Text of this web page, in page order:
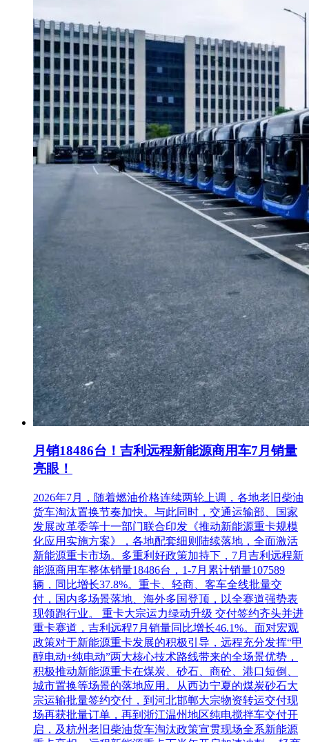
月销18486台！吉利远程新能源商用车7月销量
亮眼！
2026年7月，随着燃油价格连续两轮上调，各地老旧柴油
货车淘汰置换节奏加快。与此同时，交通运输部、国家
发展改革委等十一部门联合印发《推动新能源重卡规模
化应用实施方案》，各地配套细则陆续落地，全面激活
新能源重卡市场。多重利好政策加持下，7月吉利远程新
能源商用车整体销量18486台，1-7月累计销量107589
辆，同比增长37.8%。重卡、轻商、客车全线批量交
付，国内多场景落地、海外多国登顶，以全赛道强势表
现领跑行业。 重卡大宗运力绿动升级 交付签约齐头并进
重卡赛道，吉利远程7月销量同比增长46.1%。面对宏观
政策对于新能源重卡发展的积极引导，远程充分发挥“甲
醇电动+纯电动”两大核心技术路线带来的全场景优势，
积极推动新能源重卡在煤炭、砂石、商砼、港口短倒、
城市置换等场景的落地应用。从西边宁夏的煤炭砂石大
宗运输批量签约交付，到河北邯郸大宗物资转运交付现
场再获批量订单，再到浙江温州地区纯电搅拌车交付开
启，及杭州老旧柴油货车淘汰政策宣贯现场全系新能源